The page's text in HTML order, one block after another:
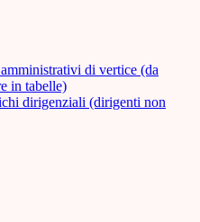
di vertice (da
in tabelle)
dirigenziali (dirigenti non